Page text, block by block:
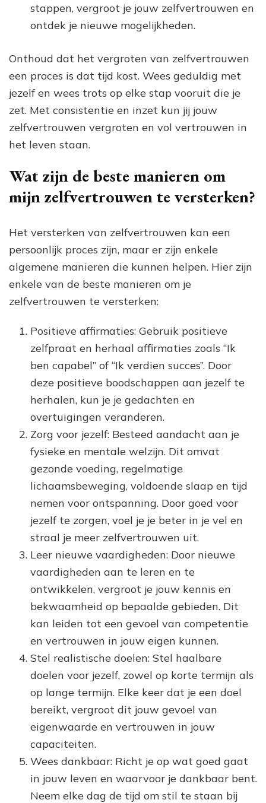
stappen, vergroot je jouw zelfvertrouwen en
ontdek je nieuwe mogelijkheden.
Onthoud dat het vergroten van zelfvertrouwen
een proces is dat tijd kost. Wees geduldig met
jezelf en wees trots op elke stap vooruit die je
zet. Met consistentie en inzet kun jij jouw
zelfvertrouwen vergroten en vol vertrouwen in
het leven staan.
Wat zijn de beste manieren om
mijn zelfvertrouwen te versterken?
Het versterken van zelfvertrouwen kan een
persoonlijk proces zijn, maar er zijn enkele
algemene manieren die kunnen helpen. Hier zijn
enkele van de beste manieren om je
zelfvertrouwen te versterken:
Positieve affirmaties: Gebruik positieve
zelfpraat en herhaal affirmaties zoals “Ik
ben capabel” of “Ik verdien succes”. Door
deze positieve boodschappen aan jezelf te
herhalen, kun je je gedachten en
overtuigingen veranderen.
Zorg voor jezelf: Besteed aandacht aan je
fysieke en mentale welzijn. Dit omvat
gezonde voeding, regelmatige
lichaamsbeweging, voldoende slaap en tijd
nemen voor ontspanning. Door goed voor
jezelf te zorgen, voel je je beter in je vel en
straal je meer zelfvertrouwen uit.
Leer nieuwe vaardigheden: Door nieuwe
vaardigheden aan te leren en te
ontwikkelen, vergroot je jouw kennis en
bekwaamheid op bepaalde gebieden. Dit
kan leiden tot een gevoel van competentie
en vertrouwen in jouw eigen kunnen.
Stel realistische doelen: Stel haalbare
doelen voor jezelf, zowel op korte termijn als
op lange termijn. Elke keer dat je een doel
bereikt, vergroot dit jouw gevoel van
eigenwaarde en vertrouwen in jouw
capaciteiten.
Wees dankbaar: Richt je op wat goed gaat
in jouw leven en waarvoor je dankbaar bent.
Neem elke dag de tijd om stil te staan bij